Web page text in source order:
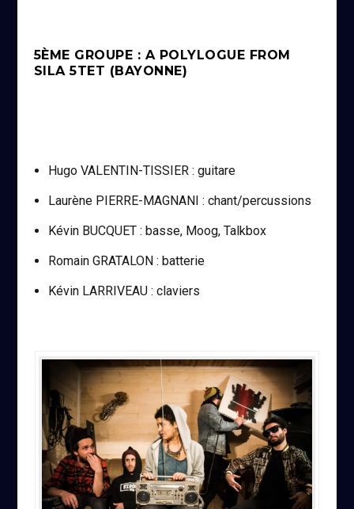
5ÈME GROUPE : A POLYLOGUE FROM
SILA 5TET (BAYONNE)
Hugo VALENTIN-TISSIER : guitare
Laurène PIERRE-MAGNANI : chant/percussions
Kévin BUCQUET : basse, Moog, Talkbox
Romain GRATALON : batterie
Kévin LARRIVEAU : claviers